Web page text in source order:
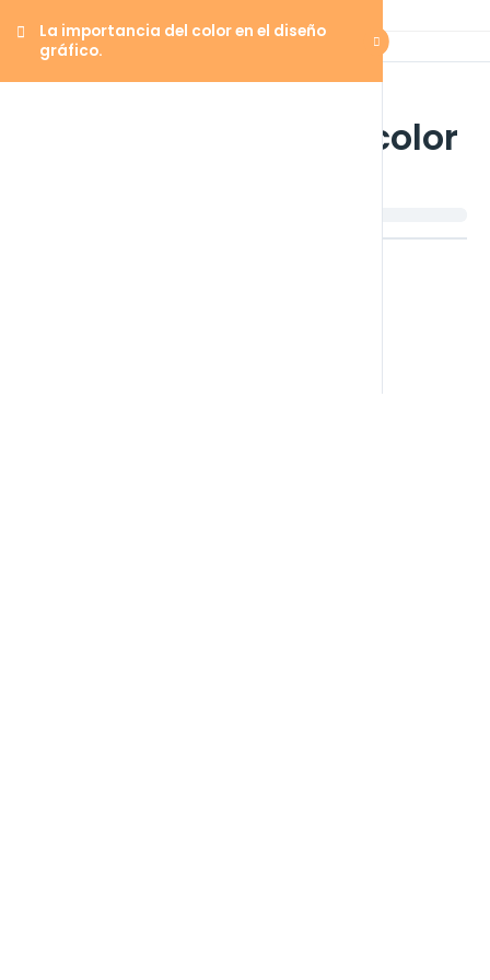
La importancia del color en el diseño
gráfico.
La importancia del color